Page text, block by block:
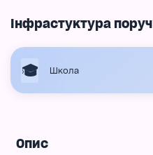
Інфрастуктура поруч
Школа
Опис